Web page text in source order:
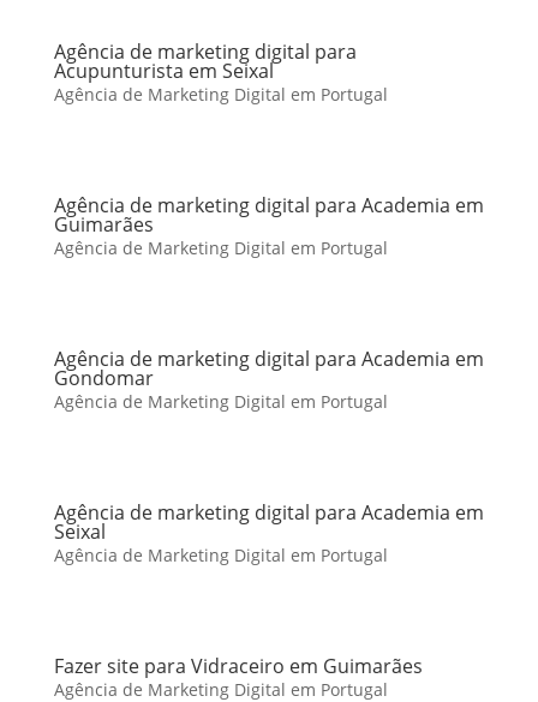
Agência de marketing digital para
Acupunturista em Seixal
Agência de Marketing Digital em Portugal
Agência de marketing digital para Academia em
Guimarães
Agência de Marketing Digital em Portugal
Agência de marketing digital para Academia em
Gondomar
Agência de Marketing Digital em Portugal
Agência de marketing digital para Academia em
Seixal
Agência de Marketing Digital em Portugal
Fazer site para Vidraceiro em Guimarães
Agência de Marketing Digital em Portugal